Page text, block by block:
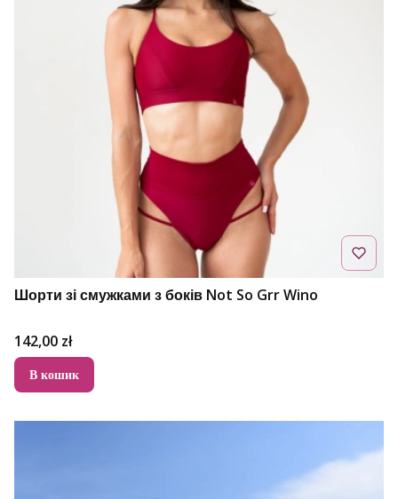
Шорти зі смужками з боків Not So Grr Wino
Ціна
142,00 zł
В кошик